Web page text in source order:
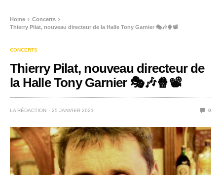
Home
Concerts
Thierry Pilat, nouveau directeur de la Halle Tony Garnier 🎭🎶🍿📽️
CONCERTS
Thierry Pilat, nouveau directeur de
la Halle Tony Garnier 🎭🎶🍿📽️
LA RÉDACTION 25 JANVIER 2021 0